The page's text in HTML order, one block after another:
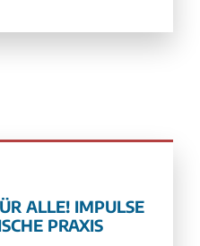
ALLE! IMPULSE
PRAXIS